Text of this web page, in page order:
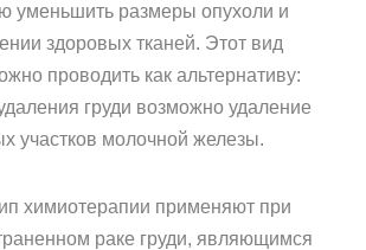
уменьшить размеры опухоли и
здоровых тканей. Этот вид
проводить как альтернативу:
груди возможно удаление
участков молочной железы.
химиотерапии применяют при
раке груди, являющимся